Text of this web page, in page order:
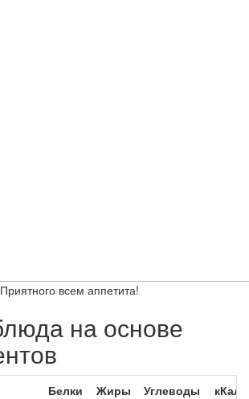
Приятного всем аппетита!
на основе
Белки Жиры Углеводы
кКал